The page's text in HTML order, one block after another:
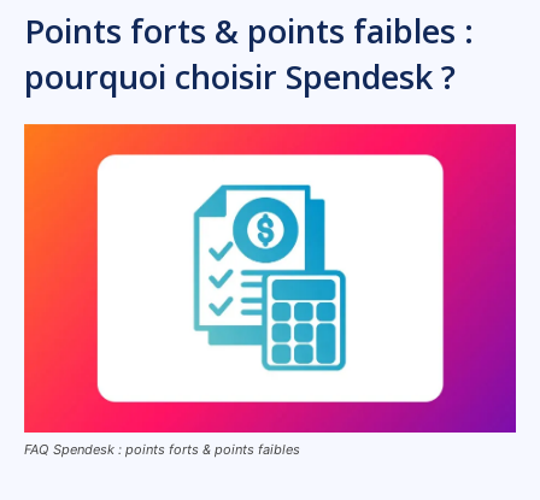
Points forts & points faibles :
pourquoi choisir Spendesk ?
FAQ Spendesk : points forts & points faibles